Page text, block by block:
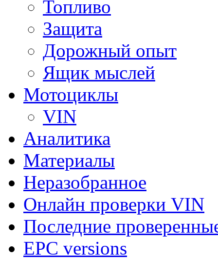
Топливо
Защита
Дорожный опыт
Ящик мыслей
Мотоциклы
VIN
Аналитика
Материалы
Неразобранное
Онлайн проверки VIN
Последние
EPC versions